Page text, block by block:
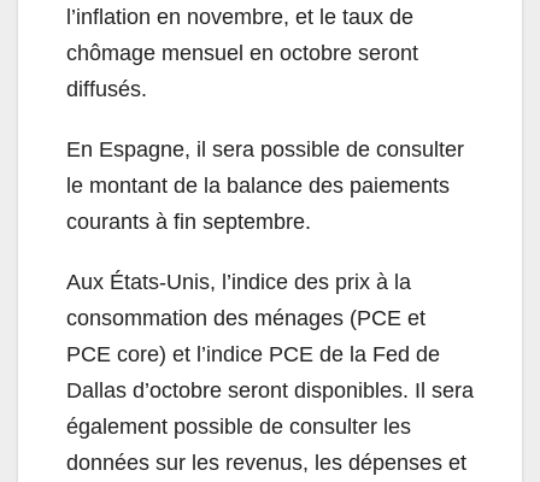
l’inflation en novembre, et le taux de
chômage mensuel en octobre seront
diffusés.
En Espagne, il sera possible de consulter
le montant de la balance des paiements
courants à fin septembre.
Aux États-Unis, l’indice des prix à la
consommation des ménages (PCE et
PCE core) et l’indice PCE de la Fed de
Dallas d’octobre seront disponibles. Il sera
également possible de consulter les
données sur les revenus, les dépenses et